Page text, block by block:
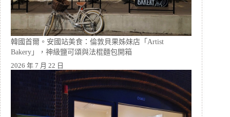
韓國首爾。安國站美食：倫敦貝果姊妹店「Artist
Bakery」，神級鹽可頌與法棍麵包開箱
2026 年 7 月 22 日